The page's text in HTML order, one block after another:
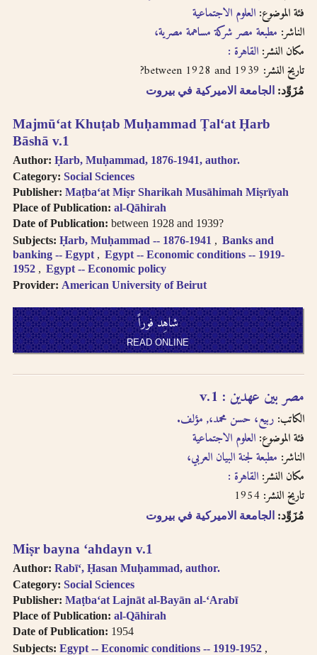
Majmūʻat Khuṭab Muḥammad Ṭalʻat Ḥarb
Bāshā v.1
Author: Ḥarb, Muḥammad, 1876-1941, author.
Category: Social Sciences
Publisher: Maṭbaʻat Miṣr Sharikah Musāhimah Miṣrīyah
Place of Publication: al-Qāhirah
Date of Publication: between 1928 and 1939?
Subjects: Ḥarb, Muḥammad -- 1876-1941
Banks and
banking -- Egypt
Egypt -- Economic conditions -- 1919-
1952
Egypt -- Economic policy
Provider: American University of Beirut
شاهِد فوراً
READ ONLINE
فئة الموضوع: العلوم الاجتماعية
الناشر: مطبعة مصر شركة مساهمة مصرية،
مكان النشر: القاهرة :
تاريخ النشر:
مُزَوِّد: الجامعة الاميركية في بيروت
Miṣr bayna ʻahdayn v.1
Author: Rabīʻ, Ḥasan Muḥammad, author.
Category: Social Sciences
Publisher: Maṭbaʻat Lajnāt al-Bayān al-ʻArabī
Place of Publication: al-Qāhirah
Date of Publication: 1954
Subjects: Egypt -- Economic conditions -- 1919-1952
مصر بين عهدين : v.1
الكاتب: ربيع، حسن محمد،, مؤلف.
فئة الموضوع: العلوم الاجتماعية
الناشر: مطبعة لجنة البيان العربي،
مكان النشر: القاهرة :
تاريخ النشر:
مُزَوِّد: الجامعة الاميركية في بيروت